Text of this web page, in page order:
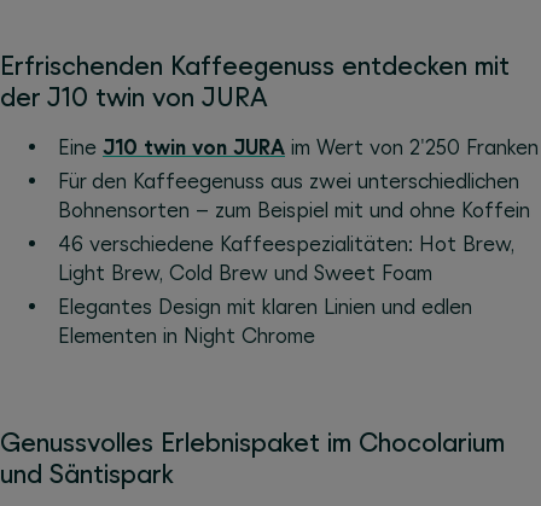
Erfrischenden Kaffeegenuss entdecken mit
der J10 twin von JURA
Eine J10 twin von JURA im Wert von 2'250 Franken
Für den Kaffeegenuss aus zwei unterschiedlichen
Bohnensorten – zum Beispiel mit und ohne Koffein
46 verschiedene Kaffeespezialitäten: Hot Brew,
Light Brew, Cold Brew und Sweet Foam
Elegantes Design mit klaren Linien und edlen
Elementen in Night Chrome
Genussvolles Erlebnispaket im Chocolarium
und Säntispark